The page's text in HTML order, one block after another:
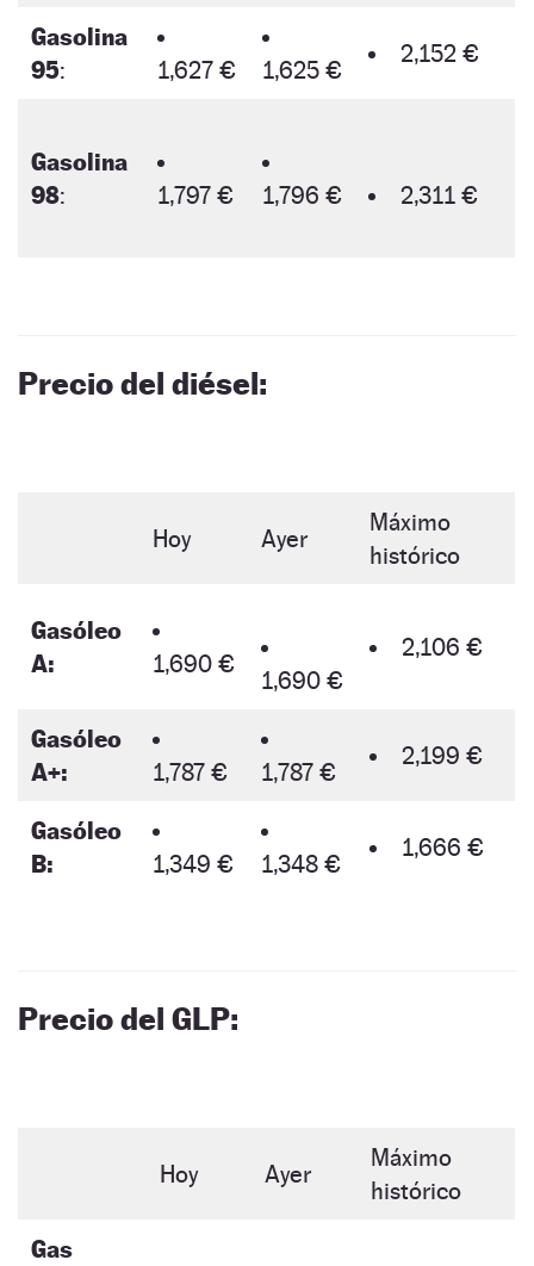
Gasolina
95: 1,627 € 1,625 €
2,152 €
Gasolina
98: 1,797 € 1,796 € 2,311 €
Precio del diésel:
Hoy Ayer
Máximo
histórico
Gasóleo
A:
1,690 €
1,690 €
2,106 €
Gasóleo
A+:
1,787 € 1,787 €
2,199 €
Gasóleo
B:
1,349 € 1,348 €
1,666 €
Precio del GLP:
Hoy Ayer
Máximo
histórico
Gas